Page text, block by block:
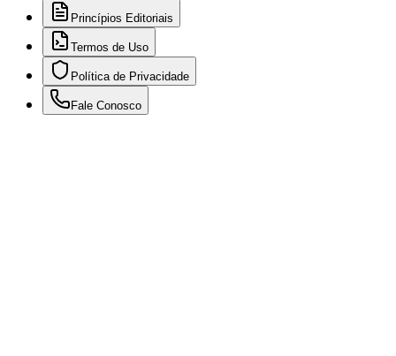
Princípios Editoriais
Termos de Uso
Política de Privacidade
Fale Conosco